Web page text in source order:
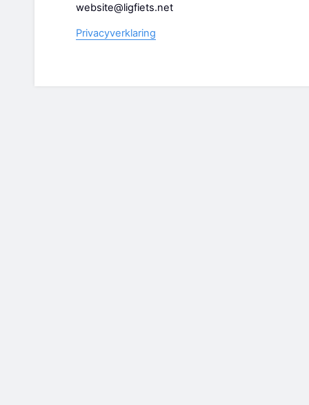
website@ligfiets.net
Privacyverklaring